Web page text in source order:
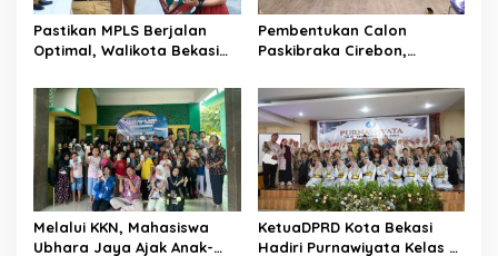
Pastikan MPLS Berjalan
Optimal, Walikota Bekasi
Sekolah Di SMPN 12 Kota
Bekasi
Pembentukan Calon
Paskibraka Cirebon,
Bangsa Dan Berkarakter
Pancasila
Melalui KKN, Mahasiswa
Ubhara Jaya Ajak Anak-
KetuaDPRD Kota Bekasi
Hadiri Purnawiyata Kelas VI